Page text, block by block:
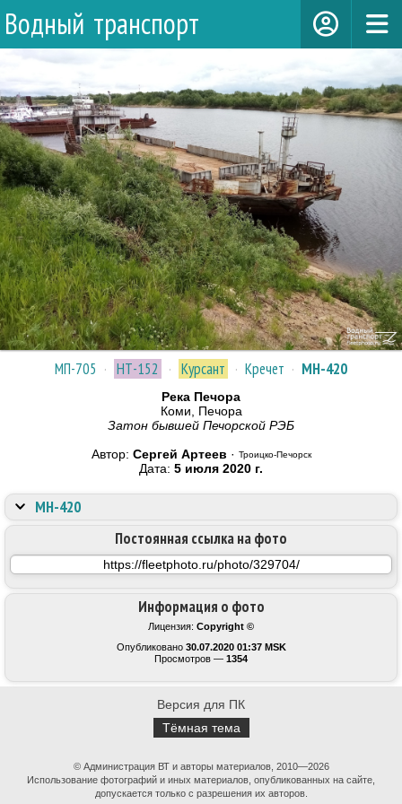
Водный транспорт
МП-705 · НТ-152 · Курсант · Кречет · МН-420
Река Печора
Коми, Печора
Затон бывшей Печорской РЭБ
Автор: Сергей Артеев · Троицко-Печорск
Дата: 5 июля 2020 г.
Информация о фото
Лицензия: Copyright ©
Опубликовано 30.07.2020 01:37 MSK
Просмотров — 1354
Постоянная ссылка на фото
МН-420
Версия для ПК
Тёмная тема
© Администрация ВТ и авторы материалов, 2010—2026
Использование фотографий и иных материалов, опубликованных на сайте,
допускается только с разрешения их авторов.